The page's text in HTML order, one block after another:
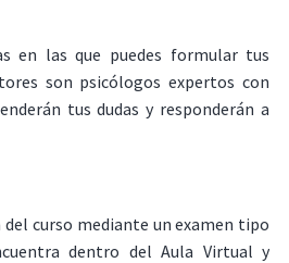
en las que puedes formular tus
son psicólogos expertos con
tus dudas y responderán a
del curso mediante un examen tipo
dentro del Aula Virtual y